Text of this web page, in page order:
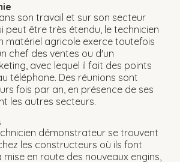
son travail et sur son secteur
peut être très étendu, le technicien
matériel agricole exerce toutefois
chef des ventes ou d'un
avec lequel il fait des points
téléphone. Des réunions sont
fois par an, en présence de ses
les autres secteurs.
démonstrateur se trouvent
les constructeurs où ils font
mise en route des nouveaux engins,